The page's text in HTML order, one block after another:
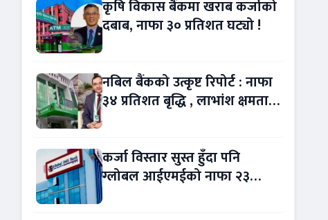
कृषि विकास बैंकमा खराब कर्जाको
दबाब, नाफा ३० प्रतिशत घट्यो !
नबिल बैंकको उत्कृष्ट रिपोर्ट : नाफा
३४ प्रतिशत बृद्धि , लाभांश क्षमता
कर्जा विस्तार सुस्त हुँदा पनि
ग्लोबल आईएमईको नाफा २३